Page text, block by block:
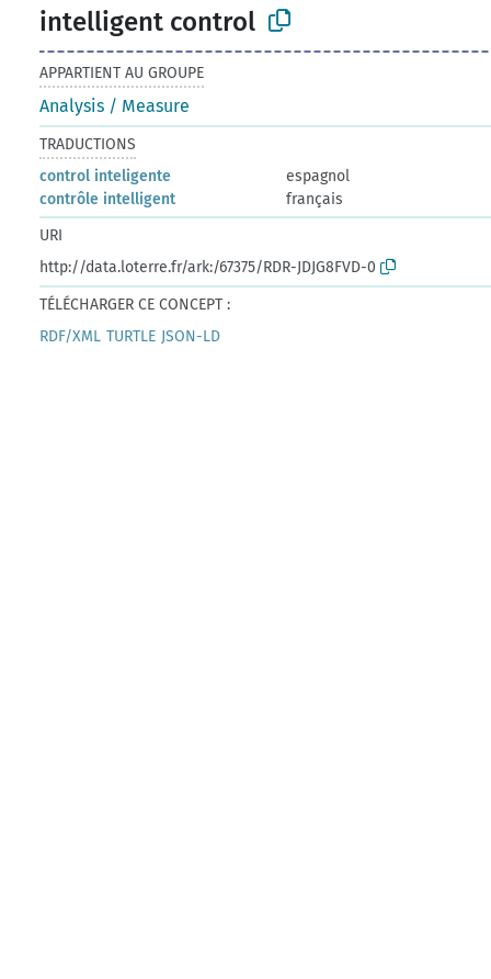
intelligent control
APPARTIENT AU GROUPE
Analysis / Measure
TRADUCTIONS
control inteligente
espagnol
contrôle intelligent
français
URI
http://data.loterre.fr/ark:/67375/RDR-JDJG8FVD-0
TÉLÉCHARGER CE CONCEPT :
RDF/XML TURTLE JSON-LD